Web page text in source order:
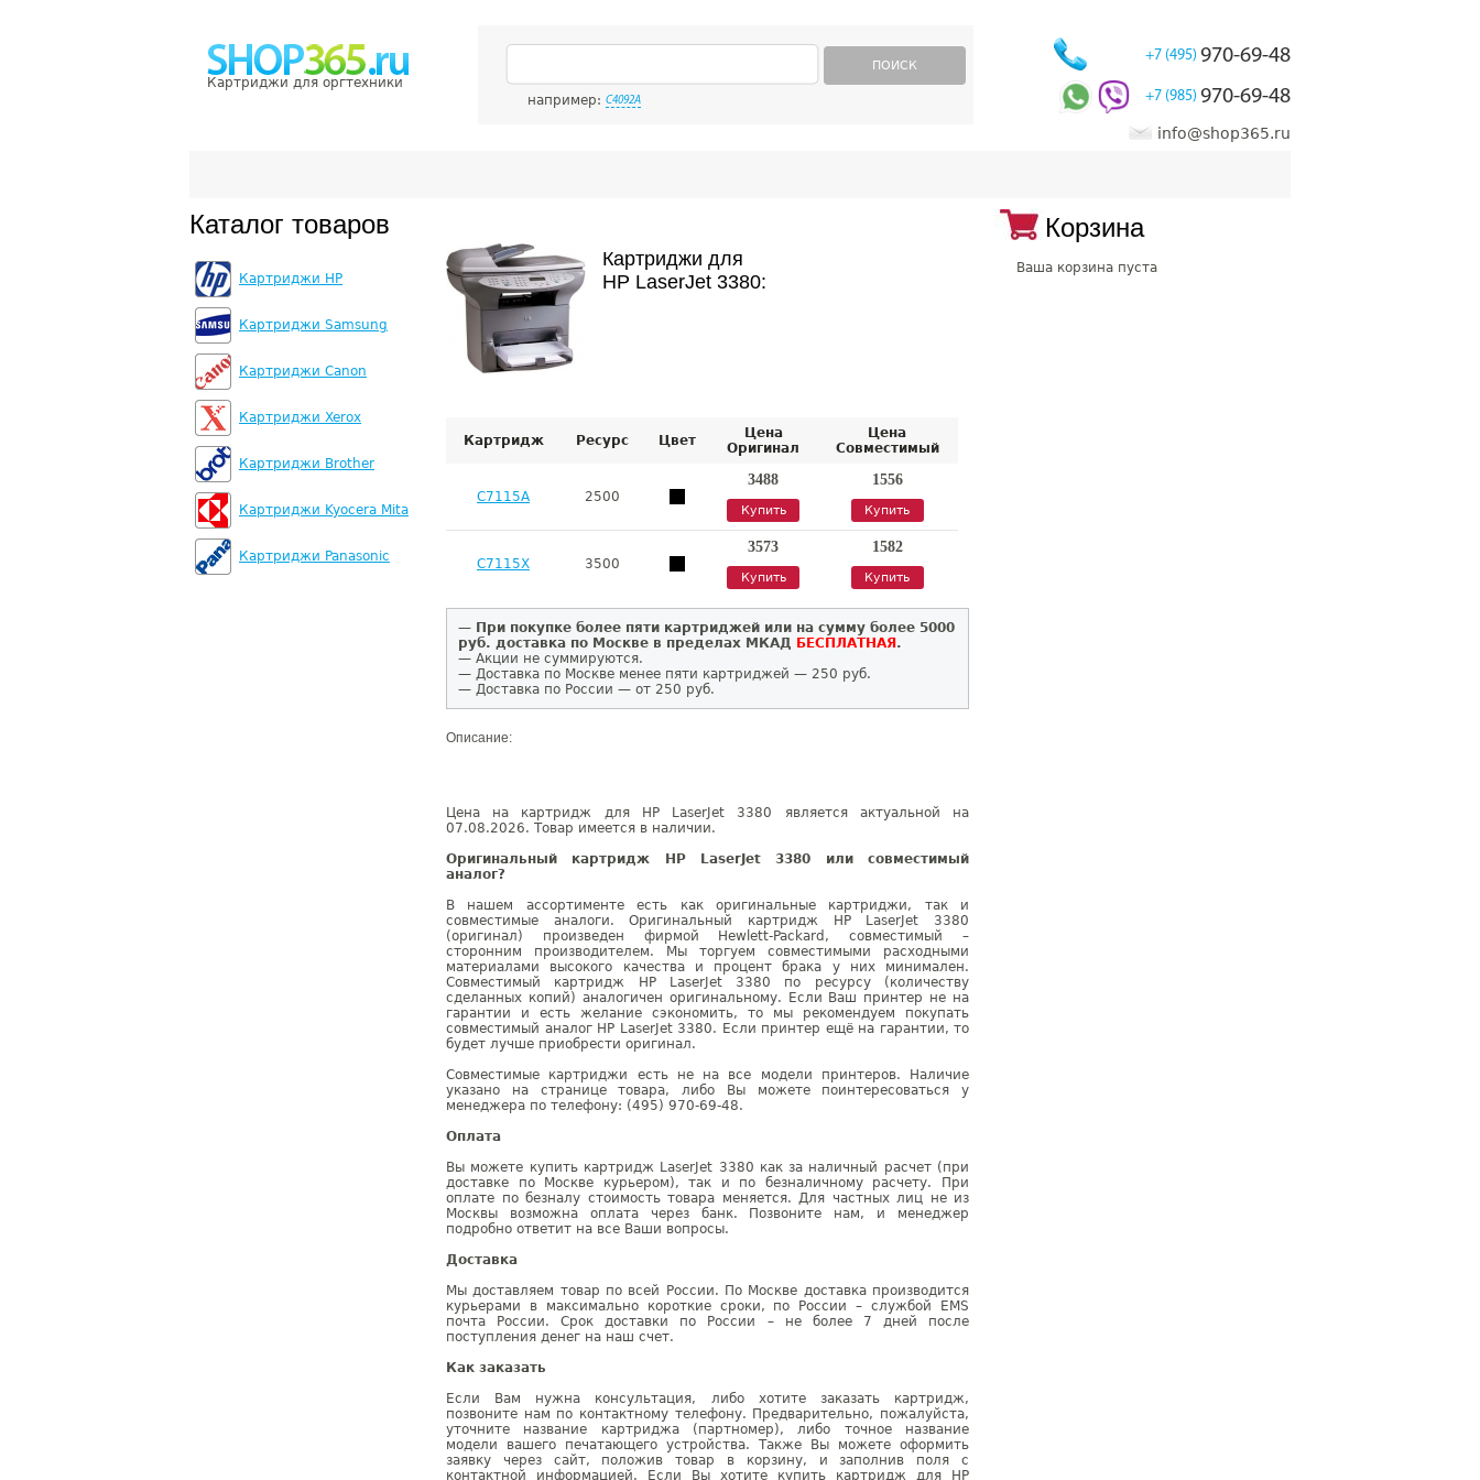
Картриджи для оргтехники
ПОИСК
например: C4092A
+7 (495) 970-69-48
+7 (985) 970-69-48
info@shop365.ru
Каталог товаров
Картриджи HP
Картриджи Samsung
Картриджи Canon
Картриджи Xerox
Картриджи Brother
Картриджи Kyocera Mita
Картриджи Panasonic
Картриджи для
HP LaserJet 3380:
Картридж Ресурс Цвет
Цена
Оригинал
Цена
Совместимый
C7115A 2500
3488
Купить
1556
Купить
C7115X 3500
3573
Купить
1582
Купить
— При покупке более пяти картриджей или на сумму более 5000
руб. доставка по Москве в пределах МКАД БЕСПЛАТНАЯ .
— Акции не суммируются.
— Доставка по Москве менее пяти картриджей — 250 руб.
— Доставка по России — от 250 руб.
Описание:
Цена на картридж для HP LaserJet 3380 является актуальной на
07.08.2026. Товар имеется в наличии.
Оригинальный картридж HP LaserJet 3380 или совместимый
аналог?
В нашем ассортименте есть как оригинальные картриджи, так и
совместимые аналоги. Оригинальный картридж HP LaserJet 3380
(оригинал) произведен фирмой Hewlett-Packard, совместимый –
сторонним производителем. Мы торгуем совместимыми расходными
материалами высокого качества и процент брака у них минимален.
Совместимый картридж HP LaserJet 3380 по ресурсу (количеству
сделанных копий) аналогичен оригинальному. Если Ваш принтер не на
гарантии и есть желание сэкономить, то мы рекомендуем покупать
совместимый аналог HP LaserJet 3380. Если принтер ещё на гарантии, то
будет лучше приобрести оригинал.
Совместимые картриджи есть не на все модели принтеров. Наличие
указано на странице товара, либо Вы можете поинтересоваться у
менеджера по телефону: (495) 970-69-48.
Оплата
Вы можете купить картридж LaserJet 3380 как за наличный расчет (при
доставке по Москве курьером), так и по безналичному расчету. При
оплате по безналу стоимость товара меняется. Для частных лиц не из
Москвы возможна оплата через банк. Позвоните нам, и менеджер
подробно ответит на все Ваши вопросы.
Доставка
Мы доставляем товар по всей России. По Москве доставка производится
курьерами в максимально короткие сроки, по России – службой EMS
почта России. Срок доставки по России – не более 7 дней после
поступления денег на наш счет.
Как заказать
Если Вам нужна консультация, либо хотите заказать картридж,
позвоните нам по контактному телефону. Предварительно, пожалуйста,
уточните название картриджа (партномер), либо точное название
модели вашего печатающего устройства. Также Вы можете оформить
заявку через сайт, положив товар в корзину, и заполнив поля с
контактной информацией. Если Вы хотите купить картридж для HP
Корзина
Ваша корзина пуста